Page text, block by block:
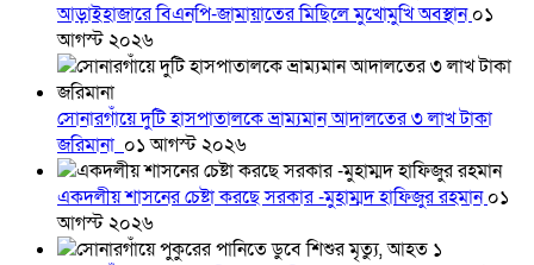
আড়াইহাজারে বিএনপি-জামায়াতের মিছিলে মুখোমুখি অবস্থান০১
আগস্ট ২০২৬
সোনারগাঁয়ে দুটি হাসপাতালকে ভ্রাম্যমান আদালতের ৩ লাখ টাকা
জরিমানা ০১ আগস্ট ২০২৬
একদলীয় শাসনের চেষ্টা করছে সরকার -মুহাম্মদ হাফিজুর রহমান০১
আগস্ট ২০২৬